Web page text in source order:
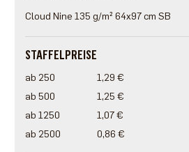
Cloud Nine 135 g/m² 64x97 cm SB
STAFFELPREISE
ab 250
1,29 €
ab 500
1,25 €
ab 1250
1,07 €
ab 2500
0,86 €